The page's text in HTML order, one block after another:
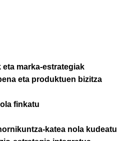
marka-estrategiak
eta produktuen bizitza
finkatu
katea nola kudeatu